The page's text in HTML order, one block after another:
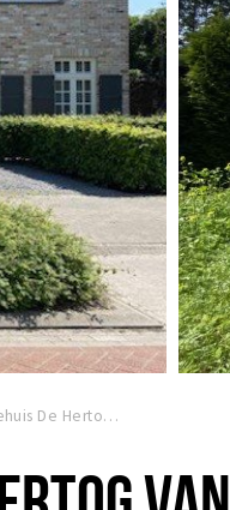
Vakantiehuis De Hertog van Baerle